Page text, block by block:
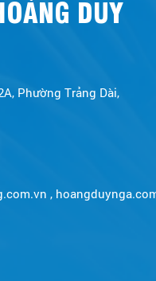
DUY
Phường Trảng Dài,
,